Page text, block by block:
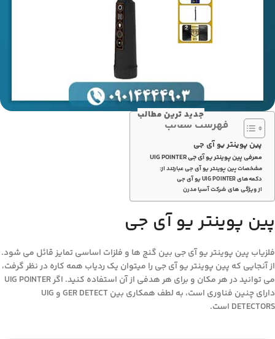
جدید ترین مطالب
فهرست مطالب
پین پوینتر یو آی جی
معرفی پین پوینتر یو آی جی UIG POINTER
مشخصات پین پوینتر یو آی جی عبارتند از:
دکمه‌های UIG POINTER یو آی جی
از ویژگی های شرکت آسیا مدرن
پین پوینتر یو آی جی
فلزیاب پین پوینتر یو آی جی بین گنج ها و فلزات اساسی تمایز قائل می شود.
از آنجایی که پین پوینتر یو آی جی را میتوان یک ردیاب همه کاره در نظر گرفت،
می توانید در هر مکان و برای هر هدفی از آن استفاده کنید. اگر UIG POINTER
دارای چنین فناوری است، به لطف همکاری بین GER DETECT و UIG
DETECTORS است.